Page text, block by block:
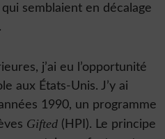
semblaient en décalage
j’ai eu l’opportunité
aux États-Unis. J’y ai
1990, un programme
Gifted (HPI). Le principe